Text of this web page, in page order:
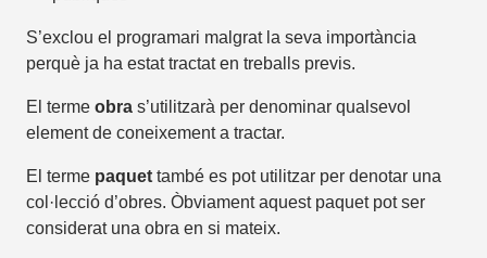
S’exclou el programari malgrat la seva importància
perquè ja ha estat tractat en treballs previs.
El terme obra s’utilitzarà per denominar qualsevol
element de coneixement a tractar.
El terme paquet també es pot utilitzar per denotar una
col·lecció d’obres. Òbviament aquest paquet pot ser
considerat una obra en si mateix.